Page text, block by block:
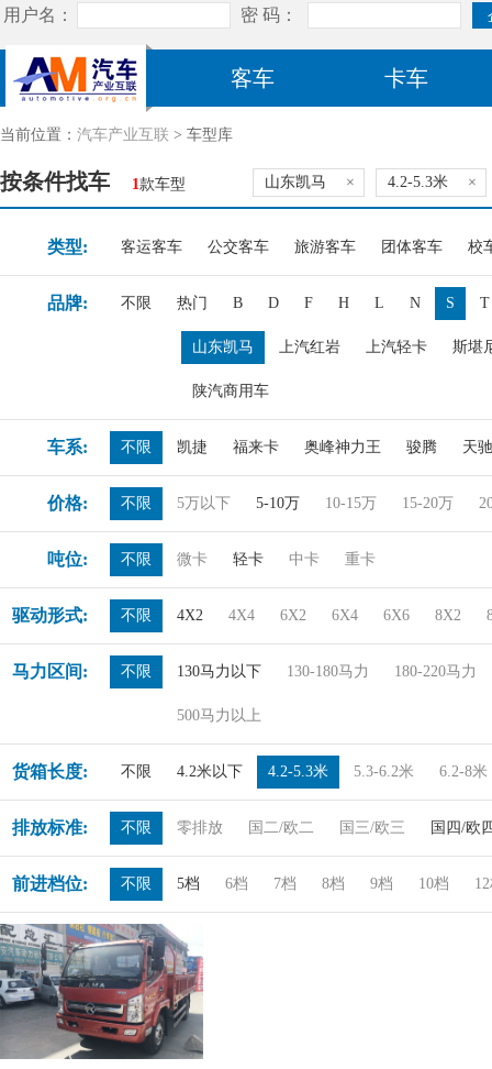
客车 卡车
当前位置： 汽车产业互联 > 车型库
按条件找车 1款车型 山东凯马 × 4.2-5.3米 ×
类型: 客运客车 公交客车 旅游客车 团体客车 校
品牌: 不限 热门 B D F H L N S T
山东凯马 上汽红岩 上汽轻卡 斯堪
陕汽商用车
车系: 不限 凯捷 福来卡 奥峰神力王 骏腾 天
价格: 不限 5万以下 5-10万 10-15万 15-20万
吨位: 不限 微卡 轻卡 中卡 重卡
驱动形式: 不限 4X2 4X4 6X2 6X4 6X6 8X2
马力区间: 不限 130马力以下 130-180马力 180-220马力
500马力以上
货箱长度: 不限 4.2米以下 4.2-5.3米 5.3-6.2米 6.2-8米
排放标准: 不限 零排放 国二/欧二 国三/欧三 国四/欧
前进档位: 不限 5档 6档 7档 8档 9档 10档